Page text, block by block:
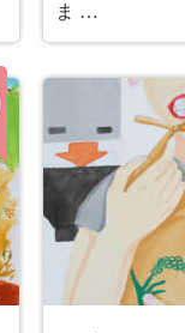
ま …